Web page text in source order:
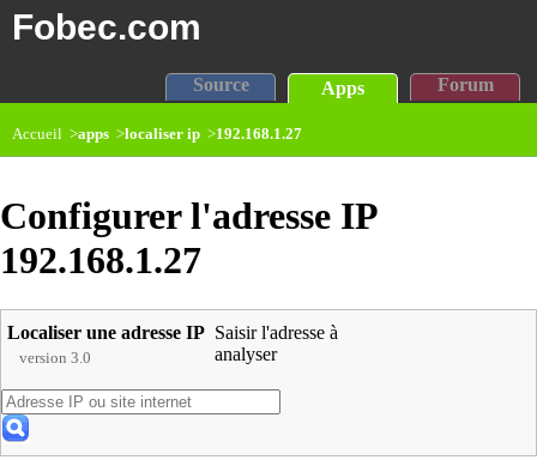
Fobec.com
Source Apps Forum
Accueil >apps >localiser ip >192.168.1.27
Configurer l'adresse IP
192.168.1.27
Localiser une adresse IP
version 3.0
Saisir l'adresse à
analyser